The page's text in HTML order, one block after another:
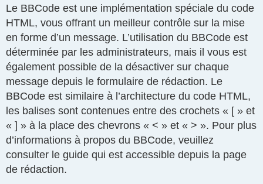
Le BBCode est une implémentation spéciale du code
HTML, vous offrant un meilleur contrôle sur la mise
en forme d’un message. L’utilisation du BBCode est
déterminée par les administrateurs, mais il vous est
également possible de la désactiver sur chaque
message depuis le formulaire de rédaction. Le
BBCode est similaire à l’architecture du code HTML,
les balises sont contenues entre des crochets « [ » et
« ] » à la place des chevrons « < » et « > ». Pour plus
d’informations à propos du BBCode, veuillez
consulter le guide qui est accessible depuis la page
de rédaction.